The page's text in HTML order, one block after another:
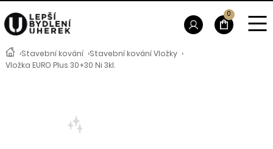
›Stavební kování ›Stavební kování Vložky ›
Vložka EURO Plus 30+30 Ni 3kl.
0